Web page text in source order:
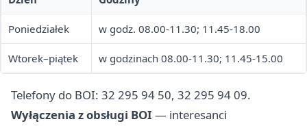
Poniedziałek w godz. 08.00-11.30; 11.45-18.00
Wtorek–piątek w godzinach 08.00-11.30; 11.45-15.00
Telefony do BOI: 32 295 94 50, 32 295 94 09.
Wyłączenia z obsługi BOI — interesanci